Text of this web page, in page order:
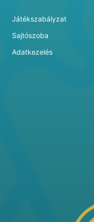
Játékszabályzat
Sajtószoba
Adatkezelés